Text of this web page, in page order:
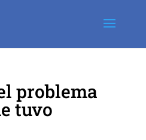
problema
tuvo